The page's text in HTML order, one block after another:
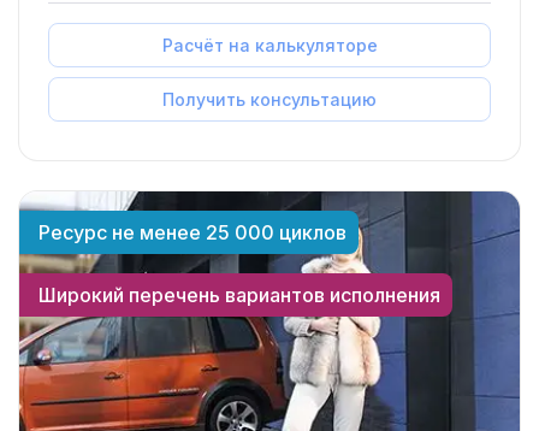
Расчёт на калькуляторе
Получить консультацию
Ресурс не менее 25 000 циклов
Широкий перечень вариантов исполнения